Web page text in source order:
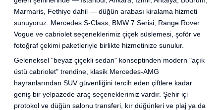
Marmaris, Fethiye dahil — düğün arabası kiralama hizmeti
sunuyoruz. Mercedes S-Class, BMW 7 Serisi, Range Rover
Vogue ve cabriolet seçeneklerimiz çiçek süslemesi, şoför ve
fotoğraf çekimi paketleriyle birlikte hizmetinize sunulur.
Geleneksel "beyaz çiçekli sedan" konseptinden modern "açık
üstü cabriolet" trendine, klasik Mercedes-AMG
hayranlarından SUV güvenliğini tercih eden çiftlere kadar
geniş bir yelpazede araç seçeneklerimiz vardır. Şehir içi
protokol ve düğün salonu transferi, kır düğünleri ve plaj ya da